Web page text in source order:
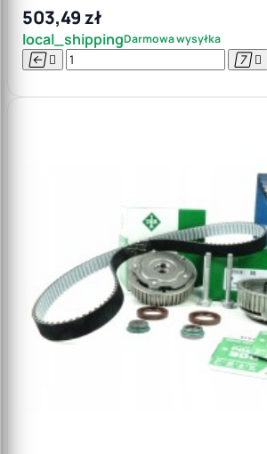
503,49 zł
local_shippingDarmowa wysyłka
   